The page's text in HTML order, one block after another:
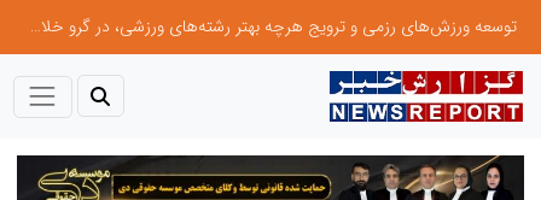
توسعه ورزش‌های رزمی و ترویج هرچه بهتر رشته‌های ورزشی، در گرو خلاقیت و نوآوری است